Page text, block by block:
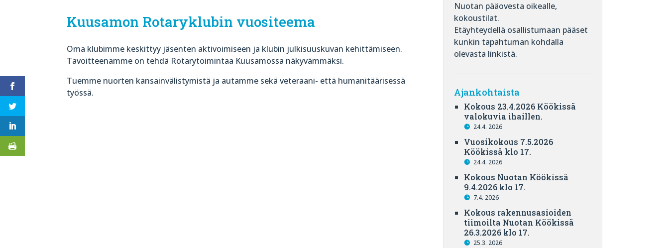
Kuusamon Rotaryklubin vuositeema
Oma klubimme keskittyy jäsenten aktivoimiseen ja klubin julkisuuskuvan kehittämiseen.
Tavoitteenamme on tehdä Rotarytoimintaa Kuusamossa näkyvämmäksi.
Tuemme nuorten kansainvälistymistä ja autamme sekä veteraani- että humanitäärisessä
työssä.
Nuotan pääovesta oikealle,
kokoustilat.
Etäyhteydellä osallistumaan pääset
kunkin tapahtuman kohdalla
olevasta linkistä.
Ajankohtaista
Kokous 23.4.2026 Köökissä
valokuvia ihaillen.
24.4. 2026
Vuosikokous 7.5.2026
Köökissä klo 17.
24.4. 2026
Kokous Nuotan Köökissä
9.4.2026 klo 17.
7.4. 2026
Kokous rakennusasioiden
tiimoilta Nuotan Köökissä
26.3.2026 klo 17.
25.3. 2026